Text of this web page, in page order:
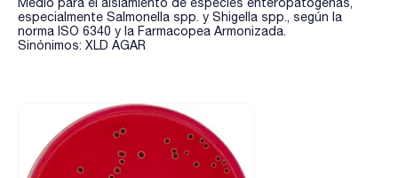
especialmente Salmonella spp. y Shigella spp., según la
norma ISO 6340 y la Farmacopea Armonizada.
Sinónimos: XLD AGAR